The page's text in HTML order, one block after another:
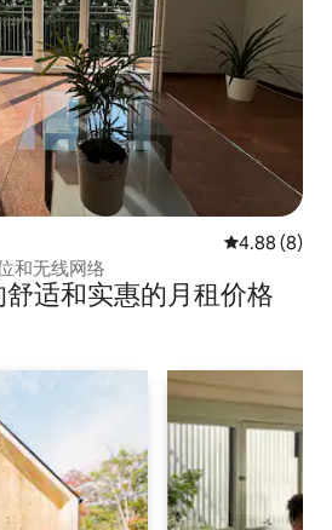
平均评分
4.88 (8)
和无线网络
适和实惠的月租价格